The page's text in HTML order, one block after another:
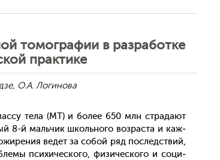
томографии в разработке
практике
О.А. Логинова
те­ла (МТ) и бо­лее 650 млн стра­да­ют
8-й маль­чик школь­но­го воз­раста и каж­
ве­дет за со­бой ряд пос­ледс­твий,
пси­хичес­ко­го, фи­зичес­ко­го и со­ци­